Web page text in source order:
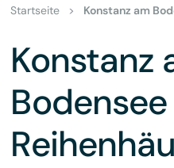
Startseite > Konstanz am
Konstanz
Bodensee